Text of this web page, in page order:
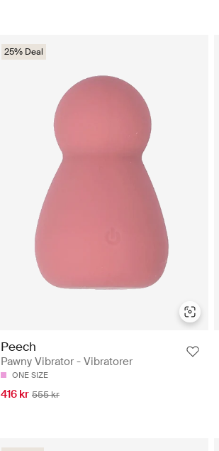
25% Deal
Peech
Pawny Vibrator - Vibratorer
ONE SIZE
416 kr 555 kr